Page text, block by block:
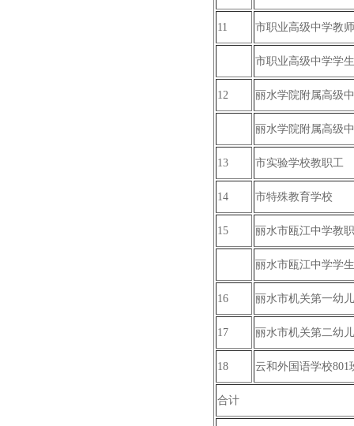
11 市职业高级中学教师
市职业高级中学学生
12 丽水学院附属高级
丽水学院附属高级
13 市实验学校教职工
14 市特殊教育学校
15 丽水市瓯江中学教
丽水市瓯江中学学生
16 丽水市机关第一幼
17 丽水市机关第二幼
18 云和外国语学校801
合计